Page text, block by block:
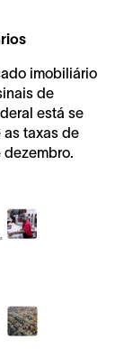
imobiliário
de
está se
as taxas de